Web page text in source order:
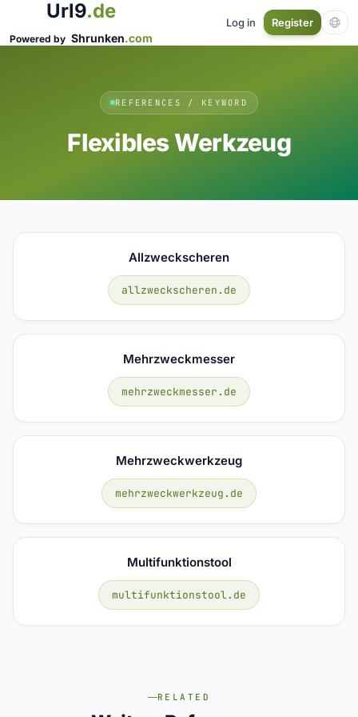
Url9.de
Powered by Shrunken.com
Log in Register
REFERENCES / KEYWORD
Flexibles Werkzeug
Allzweckscheren
allzweckscheren.de
Mehrzweckmesser
mehrzweckmesser.de
Mehrzweckwerkzeug
mehrzweckwerkzeug.de
Multifunktionstool
multifunktionstool.de
RELATED